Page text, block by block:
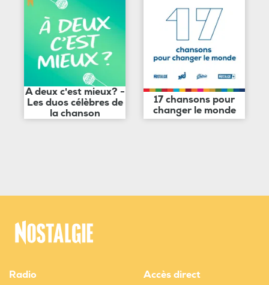
A deux c'est mieux? -
Les duos célèbres de
la chanson
17 chansons pour
changer le monde
Radio Accès direct